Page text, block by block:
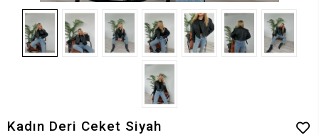
Kadın Deri Ceket Siyah